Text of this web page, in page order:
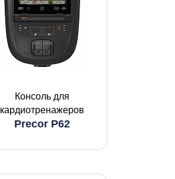
Консоль для
кардиотренажеров
Precor P62